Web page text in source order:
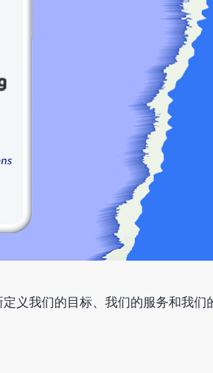
义我们的目标、我们的服务和我